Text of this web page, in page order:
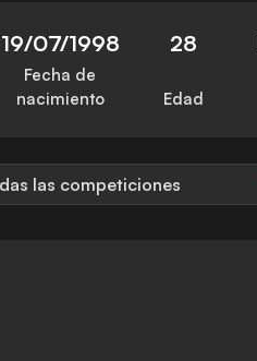
19/07/1998
Fecha de
nacimiento
28
Edad
las competiciones